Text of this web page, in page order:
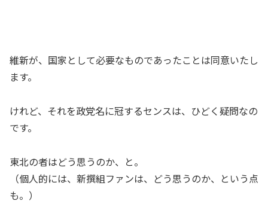
維新が、国家として必要なものであったことは同意いたし
ます。
けれど、それを政党名に冠するセンスは、ひどく疑問なの
です。
東北の者はどう思うのか、と。
（個人的には、新撰組ファンは、どう思うのか、という点
も。）